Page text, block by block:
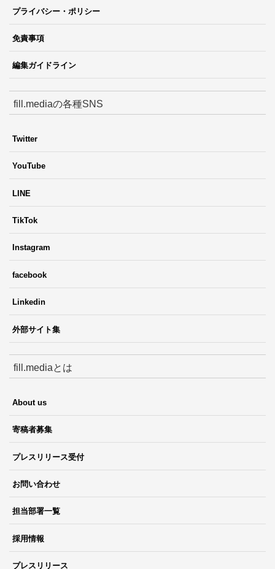
プライバシー・ポリシー
免責事項
編集ガイドライン
fill.mediaの各種SNS
Twitter
YouTube
LINE
TikTok
Instagram
facebook
Linkedin
外部サイト集
fill.mediaとは
About us
寄稿者募集
プレスリリース受付
お問い合わせ
担当部署一覧
採用情報
プレスリリース